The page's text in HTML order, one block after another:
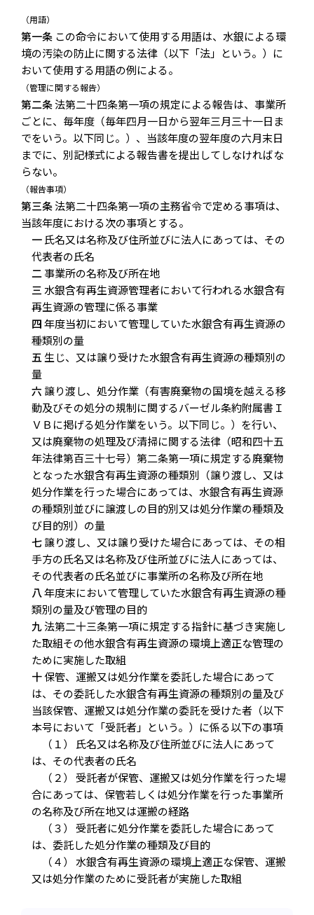
（用語）
第一条 この命令において使用する用語は、水銀による環
境の汚染の防止に関する法律（以下「法」という。）に
おいて使用する用語の例による。
（管理に関する報告）
第二条法第二十四条第一項の規定による報告は、事業所
ごとに、毎年度（毎年四月一日から翌年三月三十一日ま
でをいう。以下同じ。）、当該年度の翌年度の六月末日
までに、別記様式による報告書を提出してしなければな
らない。
（報告事項）
第三条法第二十四条第一項の主務省令で定める事項は、
当該年度における次の事項とする。
一 氏名又は名称及び住所並びに法人にあっては、その
代表者の氏名
二事業所の名称及び所在地
三水銀含有再生資源管理者において行われる水銀含有
再生資源の管理に係る事業
四年度当初において管理していた水銀含有再生資源の
種類別の量
五 生じ、又は譲り受けた水銀含有再生資源の種類別の
量
六 譲り渡し、処分作業（有害廃棄物の国境を越える移
動及びその処分の規制に関するバーゼル条約附属書Ｉ
ＶＢに掲げる処分作業をいう。以下同じ。）を行い、
又は廃棄物の処理及び清掃に関する法律（昭和四十五
年法律第百三十七号）第二条第一項に規定する廃棄物
となった水銀含有再生資源の種類別（譲り渡し、又は
処分作業を行った場合にあっては、水銀含有再生資源
の種類別並びに譲渡しの目的別又は処分作業の種類及
び目的別）の量
七譲り渡し、又は譲り受けた場合にあっては、その相
手方の氏名又は名称及び住所並びに法人にあっては、
その代表者の氏名並びに事業所の名称及び所在地
八年度末において管理していた水銀含有再生資源の種
類別の量及び管理の目的
九法第二十三条第一項に規定する指針に基づき実施し
た取組その他水銀含有再生資源の環境上適正な管理の
ために実施した取組
十保管、運搬又は処分作業を委託した場合にあって
は、その委託した水銀含有再生資源の種類別の量及び
当該保管、運搬又は処分作業の委託を受けた者（以下
本号において「受託者」という。）に係る以下の事項
（１） 氏名又は名称及び住所並びに法人にあって
は、その代表者の氏名
（２） 受託者が保管、運搬又は処分作業を行った場
合にあっては、保管若しくは処分作業を行った事業所
の名称及び所在地又は運搬の経路
（３） 受託者に処分作業を委託した場合にあって
は、委託した処分作業の種類及び目的
（４） 水銀含有再生資源の環境上適正な保管、運搬
又は処分作業のために受託者が実施した取組